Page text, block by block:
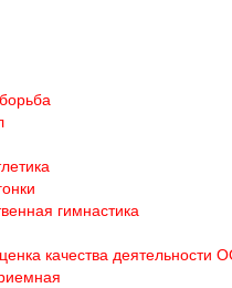
гимнастика
качества деятельности